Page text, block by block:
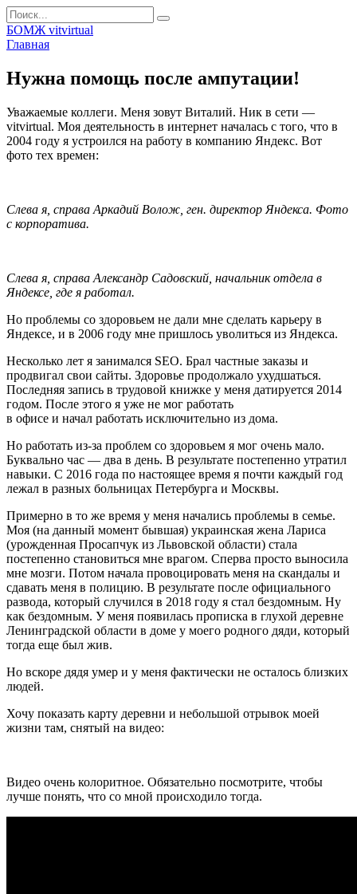
Перейти
к
контенту
Search
for:
БОМЖ vitvirtual
Главная
Нужна помощь после ампутации!
Уважаемые коллеги. Меня зовут Виталий. Ник в сети —
vitvirtual. Моя деятельность в интернет началась с того, что в
2004 году я устроился на работу в компанию Яндекс. Вот
фото тех времен:
Слева я, справа Аркадий Волож, ген. директор Яндекса. Фото
с корпоратива.
Слева я, справа Александр Садовский, начальник отдела в
Яндексе, где я работал.
Но проблемы со здоровьем не дали мне сделать карьеру в
Яндексе, и в 2006 году мне пришлось уволиться из Яндекса.
Несколько лет я занимался SEO. Брал частные заказы и
продвигал свои сайты. Здоровье продолжало ухудшаться.
Последняя запись в трудовой книжке у меня датируется 2014
годом. После этого я уже не мог работать
в офисе и начал работать исключительно из дома.
Но работать из-за проблем со здоровьем я мог очень мало.
Буквально час — два в день. В результате постепенно утратил
навыки. С 2016 года по настоящее время я почти каждый год
лежал в разных больницах Петербурга и Москвы.
Примерно в то же время у меня начались проблемы в семье.
Моя (на данный момент бывшая) украинская жена Лариса
(урожденная Просапчук из Львовской области) стала
постепенно становиться мне врагом. Сперва просто выносила
мне мозги. Потом начала провоцировать меня на скандалы и
сдавать меня в полицию. В результате после официального
развода, который случился в 2018 году я стал бездомным. Ну
как бездомным. У меня появилась прописка в глухой деревне
Ленинградской области в доме у моего родного дяди, который
тогда еще был жив.
Но вскоре дядя умер и у меня фактически не осталось близких
людей.
Хочу показать карту деревни и небольшой отрывок моей
жизни там, снятый на видео:
Видео очень колоритное. Обязательно посмотрите, чтобы
лучше понять, что со мной происходило тогда.